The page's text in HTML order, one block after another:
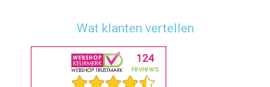
Wat klanten vertellen